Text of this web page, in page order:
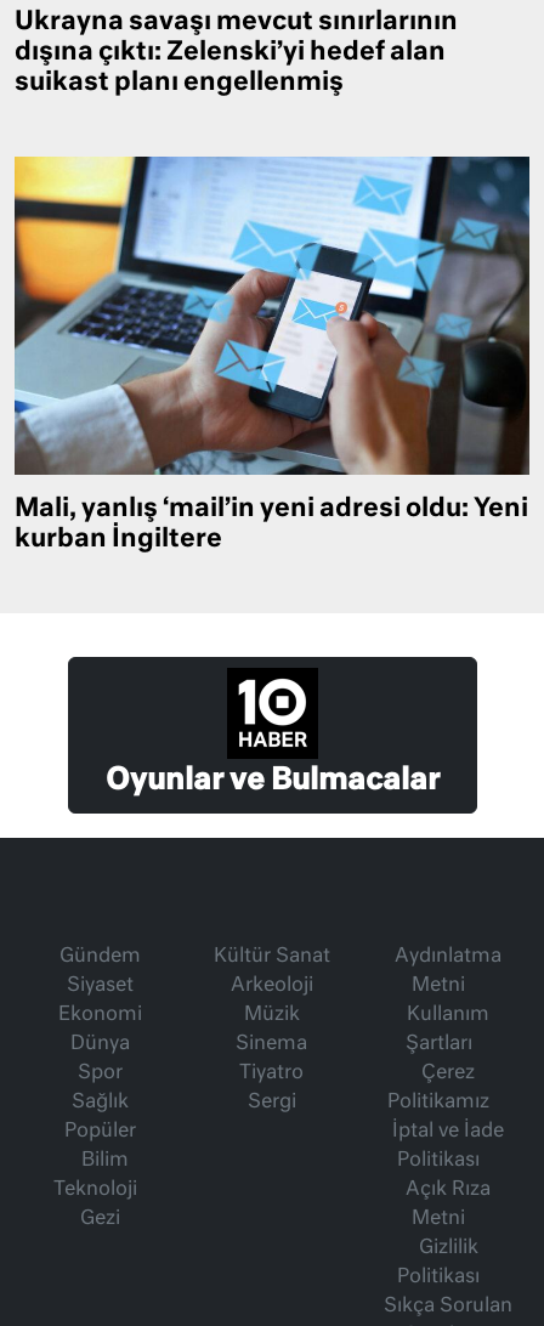
Ukrayna savaşı mevcut sınırlarının
dışına çıktı: Zelenski’yi hedef alan
suikast planı engellenmiş
Mali, yanlış ‘mail’in yeni adresi oldu: Yeni
kurban İngiltere
Oyunlar ve Bulmacalar
Gündem
Siyaset
Ekonomi
Dünya
Spor
Sağlık
Popüler
Bilim
Teknoloji
Gezi
Kültür Sanat
Arkeoloji
Müzik
Sinema
Tiyatro
Sergi
Aydınlatma
Metni
Kullanım
Şartları
Çerez
Politikamız
İptal ve İade
Politikası
Açık Rıza
Metni
Gizlilik
Politikası
Sıkça Sorulan